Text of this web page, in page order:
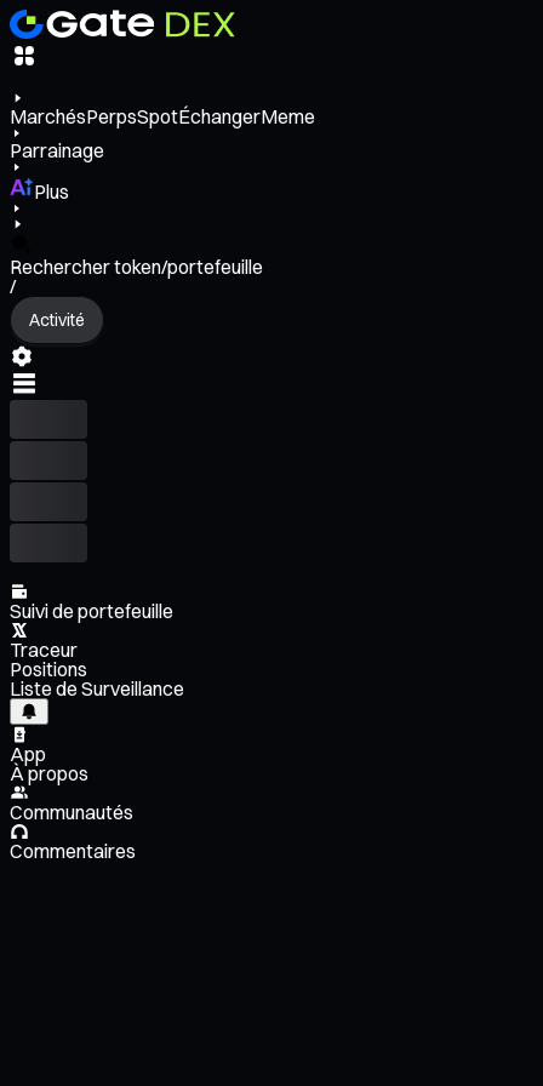
MarchésPerpsSpotÉchangerMeme
Parrainage
Plus
Rechercher token/portefeuille
/
Activité
Suivi de portefeuille
Traceur
Positions
Liste de Surveillance
App
À propos
Communautés
Commentaires